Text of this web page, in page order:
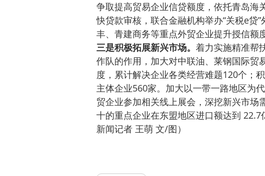
争取提高贸易企业信贷额度，依托青岛海
快贷款审核，联合金融机构举办“关税e贷
丰、青建商务等重点外贸企业提升授信额
三是积极拓展新兴市场。 着力实施精准帮
作队的作用，加大对中联油、莱钢国际贸
度，累计解决企业各类经营难题120个；
主体企业560家。加大以一带一路地区为
贸企业参加相关线上展会，深挖新兴市场
十的重点企业在东盟地区进口额达到
新闻记者 王萌 文/图）